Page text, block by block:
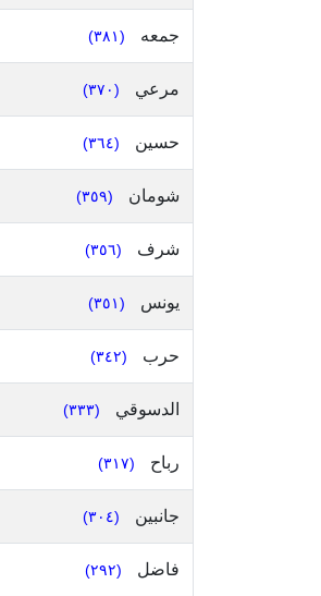
جمعه (٣٨١)
مرعي (٣٧٠)
حسين (٣٦٤)
شومان (٣٥٩)
شرف (٣٥٦)
يونس (٣٥١)
حرب (٣٤٢)
الدسوقي (٣٣٣)
رباح (٣١٧)
جانبين (٣٠٤)
فاضل (٢٩٢)